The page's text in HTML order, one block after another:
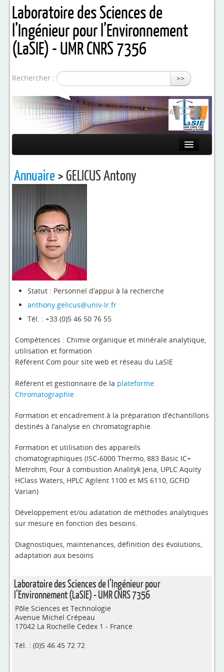
Laboratoire des Sciences de
l’Ingénieur pour l’Environnement
(LaSIE) - UMR CNRS 7356
Rechercher : >>
Equipes de recherche
Activités / Projets
4evLab
RUPEElab
Expertises
Master - Doctorat
Annuaire
Actualités
Annuaire > GELICUS Antony
Statut : Personnel d’appui à la recherche
anthony.gelicus@univ-lr.fr
Tél. : +33 (0)5 46 50 76 55
Compétences : Chimie organique et minérale analytique,
utilisation et formation
Référent Com pour site web et réseau du LaSIE
Référent et gestionnaire de la plateforme
Chromatographie
Formation et encadrement à la préparation d’échantillons
destinés à l’analyse en chromatographie.
Formation et utilisation des appareils
chomatographiques (ISC-6000 Thermo, 883 Basic IC+
Metrohm, Four à combustion Analityk Jena, UPLC Aquity
HClass Waters, HPLC Agilent 1100 et MS 6110, GCFID
Varian)
Développement et/ou adatation de méthodes analytiques
sur mesure en fonction des besoins.
Diagnostiques, maintenances, définition des évolutions,
adaptation aux besoins
Laboratoire des Sciences de l’Ingénieur pour
l’Environnement (LaSIE) - UMR CNRS 7356
Pôle Sciences et Technologie
Avenue Michel Crépeau
17042 La Rochelle Cedex 1 - France
Tél. : (0)5 46 45 72 72